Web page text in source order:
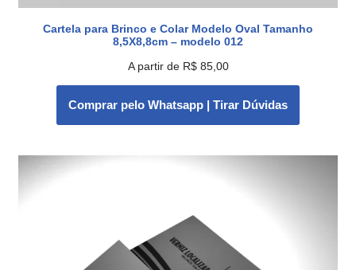
Cartela para Brinco e Colar Modelo Oval Tamanho
8,5X8,8cm – modelo 012
A partir de R$85,00
Comprar pelo Whatsapp | Tirar Dúvidas